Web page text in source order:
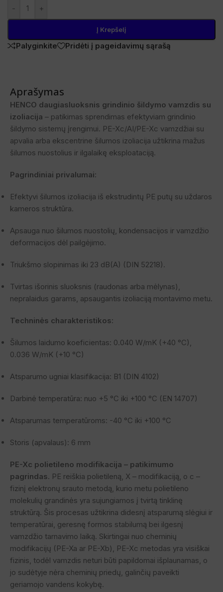
- +
Į Krepšelį
Palyginkite Pridėti į pageidavimų sąrašą
Aprašymas
HENCO daugiasluoksnis grindinio šildymo vamzdis su
izoliacija – patikimas sprendimas efektyviam grindinio
šildymo sistemų įrengimui. PE-Xc/AI/PE-Xc vamzdžiai su
apvalia arba ekscentrine šilumos izoliacija užtikrina mažus
šilumos nuostolius ir ilgalaikę eksploataciją.
Pagrindiniai privalumai:
Efektyvi šilumos izoliacija iš ekstrudintų PE putų su uždaros
kameros struktūra.
Apsauga nuo šilumos nuostolių, kondensacijos ir vamzdžio
deformacijos dėl pailgėjimo.
Triukšmo slopinimas iki 23 dB(A) (DIN 52218).
Tvirtas išorinis sluoksnis (raudonas arba mėlynas),
nepralaidus garams, apsaugantis izoliaciją montavimo metu.
Techninės charakteristikos:
Šilumos laidumo koeficientas: 0.040 W/mK (+40 °C),
0.036 W/mK (+10 °C)
Atsparumo ugniai klasifikacija: B1 (DIN 4102)
Darbinė temperatūra: nuo +5 °C iki +100 °C (EN 14707)
Atsparumas temperatūroms: -40 °C iki +100 °C
Storis (apvalaus): 6 mm
PE-Xc polietileno modifikacija – patikimumo
pagrindas. PE reiškia polietileną, X – modifikaciją, o c –
fizinį elektronų srauto metodą, kurio metu polietileno
molekulių grandinės yra sujungiamos į tvirtą tinklinę
struktūrą. Šis procesas užtikrina didesnį atsparumą slėgiui ir
temperatūrai, geresnę formos stabilumą bei ilgesnį
vamzdžio tarnavimo laiką. Skirtingai nuo cheminių
modifikacijų (PE-Xa ar PE-Xb), PE-Xc metodas yra visiškai
fizinis, todėl vamzdis neturi būti papildomai išplaunamas, o
jo sudėtyje nėra cheminių priedų, galinčių paveikti
geriamojo vandens kokybę.